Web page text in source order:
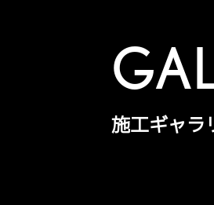
施工ギャラ